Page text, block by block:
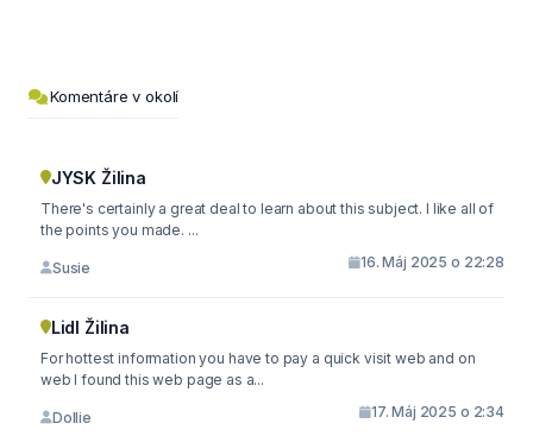
Komentáre v okolí
JYSK Žilina
There's certainly a great deal to learn about this subject. I like all of
the points you made. ...
Susie 16. Máj 2025 o 22:28
Lidl Žilina
For hottest information you have to pay a quick visit web and on
web I found this web page as a...
Dollie 17. Máj 2025 o 2:34